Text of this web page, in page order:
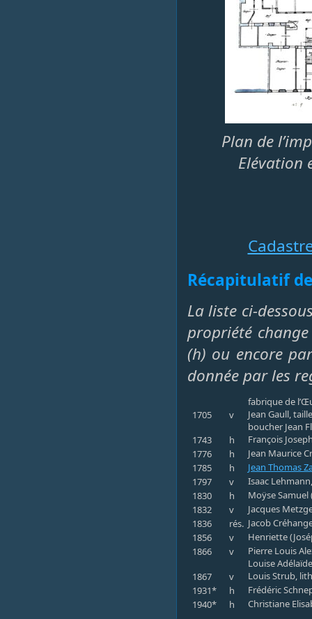
Plan de
Elévation
Récapitulatif
La liste ci-
propriété
(h) ou encore
donnée par les
fabrique de
1705
v
Jean Gaull,
boucher Jean
1743
h
François
1776
h
Jean Maurice
1785
h
Jean Thomas
1797
v
Isaac
1830
h
Moÿse
1832
v
Jacques
1836
rés. Jacob
1856
v
Henriette
1866
v
Pierre Louis
Louise
1867
v
Louis Strub,
1931*
h
Frédéric
1940*
h Christiane